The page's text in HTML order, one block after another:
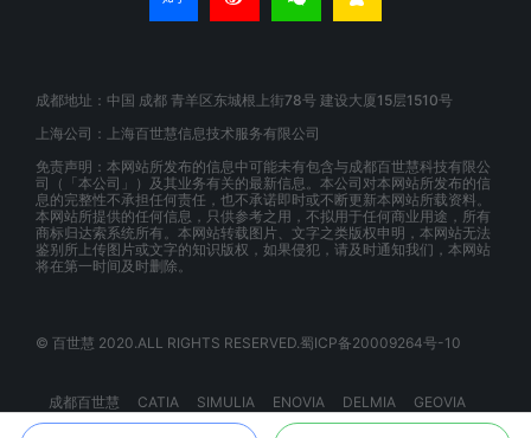
成都地址：中国 成都 青羊区东城根上街78号 建设大厦15层1510号
上海公司：上海百世慧信息技术服务有限公司
免责声明：本网站所发布的信息中可能未有包含与成都百世慧科技有限公
司（「本公司」）及其业务有关的最新信息。本公司对本网站所发布的信
息的完整性不承担任何责任，也不承诺即时或不断更新本网站所载资料。
本网站所提供的任何信息，只供参考之用，不拟用于任何商业用途，所有
商标归达索系统所有。本网站转载图片、文字之类版权申明，本网站无法
鉴别所上传图片或文字的知识版权，如果侵犯，请及时通知我们，本网站
将在第一时间及时删除。
© 百世慧 2020.ALL RIGHTS RESERVED.蜀ICP备20009264号-10
成都百世慧 CATIA SIMULIA ENOVIA DELMIA
GEOVIA
3DSPACEX